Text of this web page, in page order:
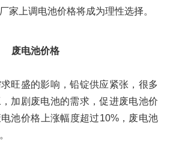
家上调电池价格将成为理性选择。
废电池价格
盛的影响，铅锭供应紧张，很多
加剧废电池的需求，促进废电池价
池价格上涨幅度超过10%，废电池